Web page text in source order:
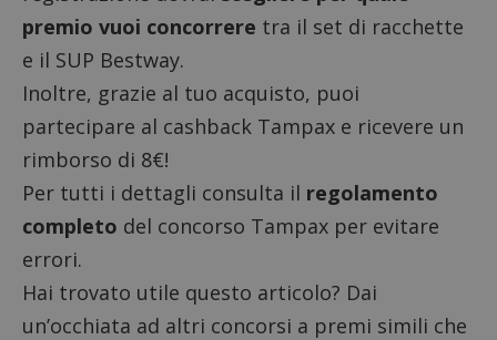
premio vuoi concorrere tra il set di racchette
e il SUP Bestway.
Inoltre, grazie al tuo acquisto, puoi
partecipare al cashback Tampax e ricevere un
rimborso di 8€!
Per tutti i dettagli consulta il regolamento
completo del concorso Tampax per evitare
errori.
Hai trovato utile questo articolo? Dai
un’occhiata ad altri concorsi a premi simili che